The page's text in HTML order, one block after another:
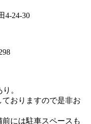
4-24-30
。
おりますので是非お
には駐車スペースも